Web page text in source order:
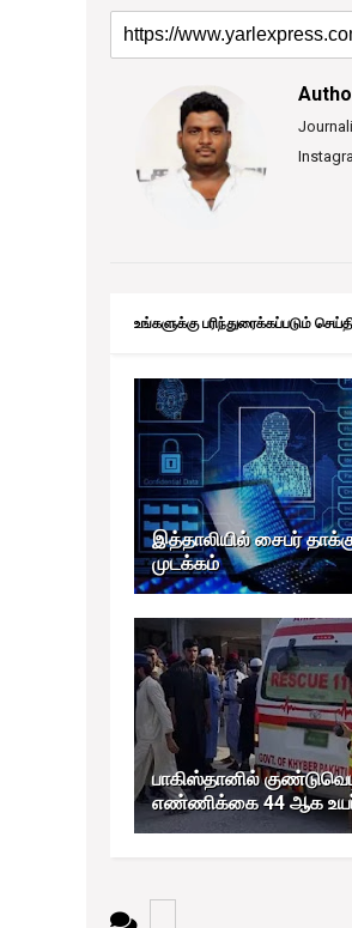
உங்களுக்கு பரிந்துரைக்கப்படும்
இத்தாலியில் சைபர்
முடக்கம்
பாகிஸ்தானில்
எண்ணிக்கை 44 ஆக